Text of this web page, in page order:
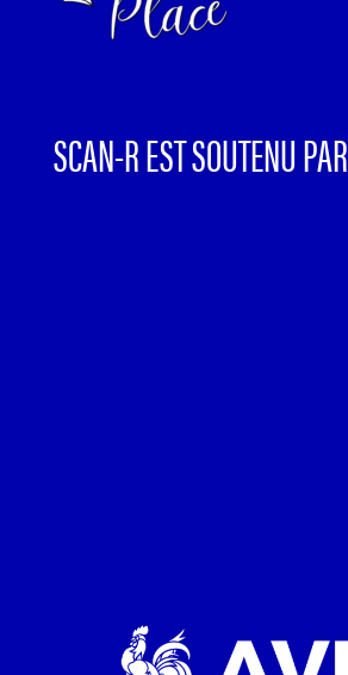
SCAN-R EST SOUTENU PAR